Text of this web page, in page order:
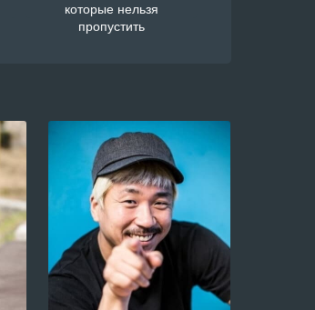
которые нельзя
пропустить